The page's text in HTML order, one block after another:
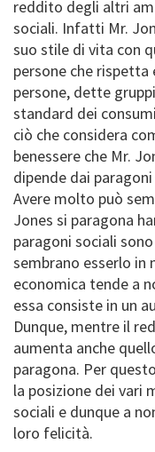
reddito degli altri
sociali. Infatti Mr.
suo stile di vita con
persone che rispetta
persone, dette
standard dei
ciò che considera
benessere che Mr.
dipende dai
Avere molto può
Jones si paragona
paragoni sociali
sembrano esserlo in
economica tende a
essa consiste in un
Dunque, mentre il
aumenta anche
paragona. Per
la posizione dei vari
sociali e dunque a
loro felicità.